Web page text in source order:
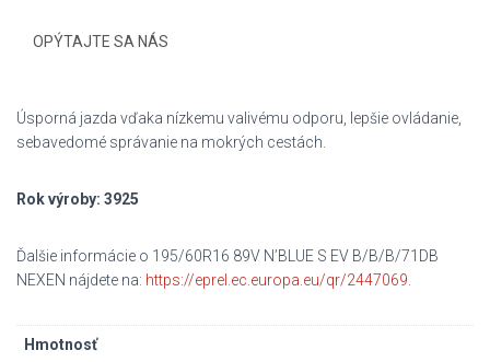
OPÝTAJTE SA NÁS
Úsporná jazda vďaka nízkemu valivému odporu, lepšie ovládanie,
sebavedomé správanie na mokrých cestách.
Rok výroby: 3925
Ďalšie informácie o 195/60R16 89V N’BLUE S EV B/B/B/71DB
NEXEN nájdete na: https://eprel.ec.europa.eu/qr/2447069
Hmotnosť